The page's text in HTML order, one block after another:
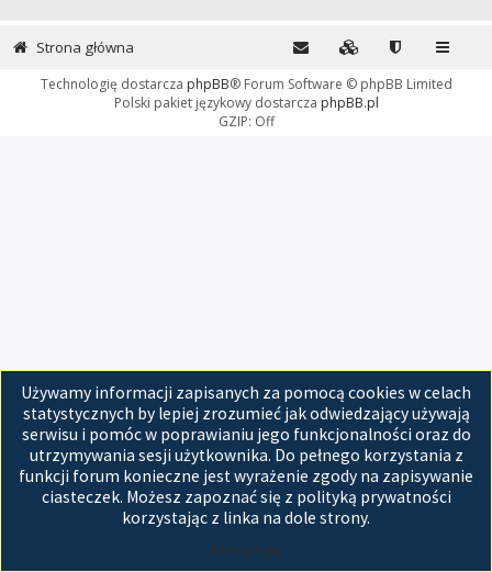
Używamy informacji zapisanych za pomocą cookies w celach
statystycznych by lepiej zrozumieć jak odwiedzający używają
serwisu i pomóc w poprawianiu jego funkcjonalności oraz do
utrzymywania sesji użytkownika. Do pełnego korzystania z
funkcji forum konieczne jest wyrażenie zgody na zapisywanie
ciasteczek. Możesz zapoznać się z polityką prywatności
korzystając z linka na dole strony.
Akceptuję
Strona główna
Technologię dostarcza phpBB® Forum Software © phpBB Limited
Polski pakiet językowy dostarcza phpBB.pl
GZIP: Off